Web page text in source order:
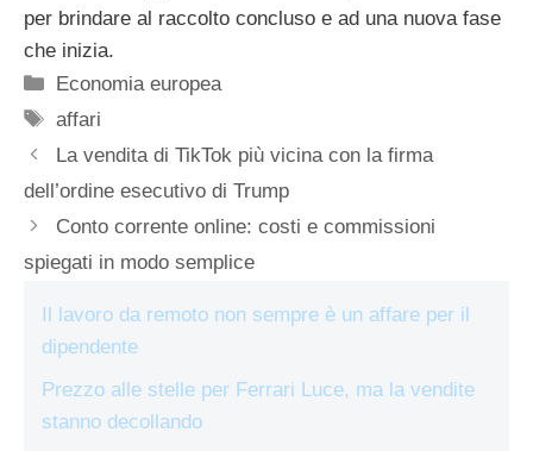
per brindare al raccolto concluso e ad una nuova fase
che inizia.
Categorie
Economia europea
Tag
affari
La vendita di TikTok più vicina con la firma
dell’ordine esecutivo di Trump
Conto corrente online: costi e commissioni
spiegati in modo semplice
Il lavoro da remoto non sempre è un affare per il
dipendente
Prezzo alle stelle per Ferrari Luce, ma la vendite
stanno decollando